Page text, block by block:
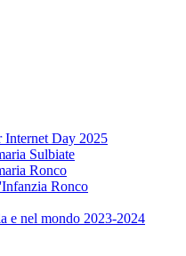
Internet Day 2025
Sulbiate
Ronco
Ronco
e nel mondo 2023-2024